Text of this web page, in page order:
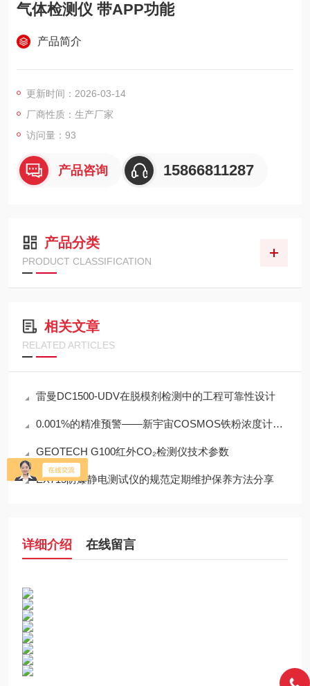
气体检测仪 带APP功能
产品简介
更新时间：2026-03-14
厂商性质：生产厂家
访问量：93
产品咨询 15866811287
产品分类
PRODUCT CLASSIFICATION
相关文章
RELATED ARTICLES
雷曼DC1500-UDV在脱模剂检测中的工程可靠性设计
0.001%的精准预警——新宇宙COSMOS铁粉浓度计SDM-72守护齿轮箱健康
GEOTECH G100红外CO₂检测仪技术参数
EX715防爆静电测试仪的规范定期维护保养方法分享
详细介绍 在线留言